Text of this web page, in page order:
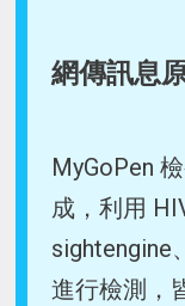
網傳訊息
MyGoPen
成，利用
sightengine
進行檢測，